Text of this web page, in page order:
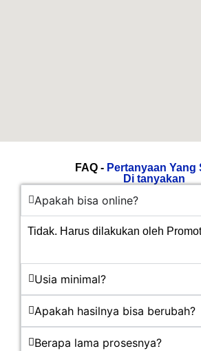
FAQ - Pertanyaan Yang
Di tanyakan
Apakah bisa online?
Tidak. Harus dilakukan oleh
Usia minimal?
Apakah hasilnya bisa berubah?
Berapa lama prosesnya?